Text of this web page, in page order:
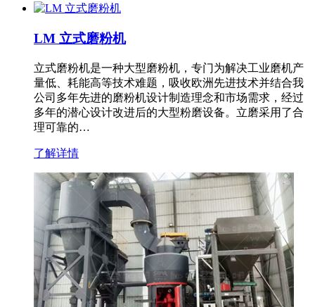
LM 立式磨粉机
立式磨粉机是一种大型磨粉机，专门为解决工业磨机产
量低、耗能高等技术难题，吸收欧洲先进技术并结合我
公司多年先进的磨粉机设计制造理念和市场需求，经过
多年的潜心设计改进后的大型粉磨设备。立磨采用了合
理可靠的…
了解详情